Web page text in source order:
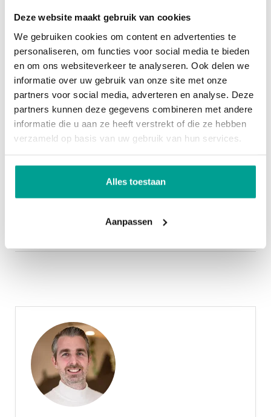
Deze website maakt gebruik van cookies
We gebruiken cookies om content en advertenties te
personaliseren, om functies voor social media te bieden
en om ons websiteverkeer te analyseren. Ook delen we
informatie over uw gebruik van onze site met onze
partners voor social media, adverteren en analyse. Deze
partners kunnen deze gegevens combineren met andere
informatie die u aan ze heeft verstrekt of die ze hebben
verzameld op basis van uw gebruik van hun services.
Alles toestaan
Aanpassen
Zoals ook voor alle overige woningen van
Koningskwartier – fase 8 geldt kennen de “Prinsen”
een hoge milieu- en duurzaamheidsambitie. De
woningen voldoen allemaal aan de zogenaamde
BENG-eisen (Bijna Energie Neutrale Gebouwen). De
woning hebben een energielabel A++++; dat wil
zeggen; de woningen wekken meer dan genoeg
gebonden energieverbruik te compenseren en
zodoende het fossiele energieverbruik te
reduceren. U bent dus helemaal klaar voor de
Woonoppervlakte: ca. 127 – 133 m2
Ruime herenhuizen
Drie slaapkamers en luxe badkamer op 1e
verdieping
Technische ruimte en vrij indeelbare 2e verdieping
Hoogwaardige afwerking
Garage Geen garage
Overig
Permanente bewoning
Onderhoud binnen Uitstekend
Kadastrale gegevens